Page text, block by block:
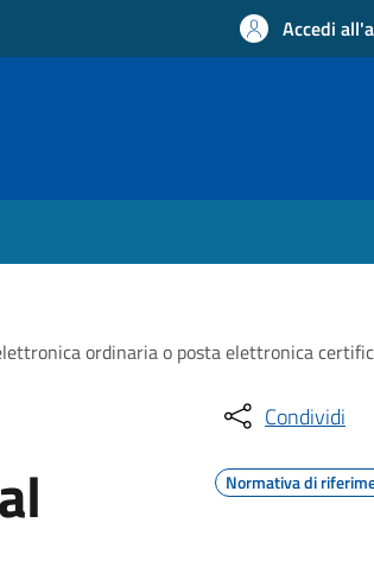
Accedi
ordinaria o posta elettronica
Condividi
Normativa di